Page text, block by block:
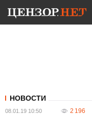
НОВОСТИ
08.01.19 10:50 2 196